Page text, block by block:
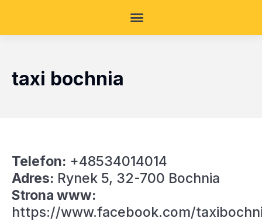
taxi bochnia
Telefon: +48534014014
Adres: Rynek 5, 32-700 Bochnia
Strona www:
https://www.facebook.com/